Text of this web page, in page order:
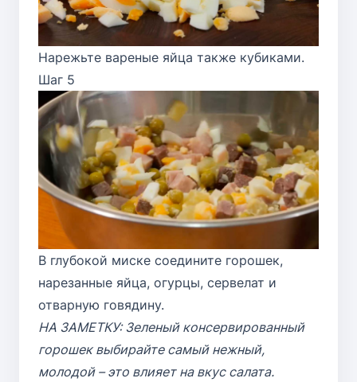
Нарежьте вареные яйца также кубиками.
Шаг 5
В глубокой миске соедините горошек,
нарезанные яйца, огурцы, сервелат и
отварную говядину.
НА ЗАМЕТКУ: Зеленый консервированный
горошек выбирайте самый нежный,
молодой – это влияет на вкус салата.